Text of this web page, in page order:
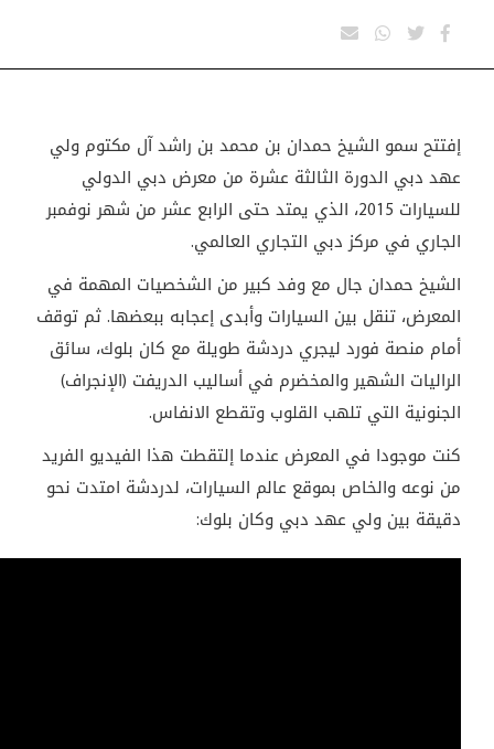
إفتتح سمو الشيخ حمدان بن محمد بن راشد آل مكتوم ولي
عهد دبي الدورة الثالثة عشرة من معرض دبي الدولي
للسيارات 2015، الذي يمتد حتى الرابع عشر من شهر نوفمبر
الجاري في مركز دبي التجاري العالمي.
الشيخ حمدان جال مع وفد كبير من الشخصيات المهمة في
المعرض، تنقل بين السيارات وأبدى إعجابه ببعضها. ثم توقف
أمام منصة فورد ليجري دردشة طويلة مع كان بلوك، سائق
الراليات الشهير والمخضرم في أساليب الدريفت (الإنجراف)
الجنونية التي تلهب القلوب وتقطع الانفاس.
كنت موجودا في المعرض عندما إلتقطت هذا الفيديو الفريد
من نوعه والخاص بموقع عالم السيارات، لدردشة امتدت نحو
دقيقة بين ولي عهد دبي وكان بلوك: